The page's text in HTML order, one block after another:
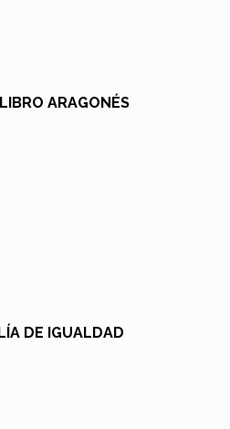
ARAGONÉS
DE IGUALDAD